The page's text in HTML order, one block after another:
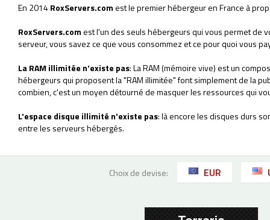
En 2014RoxServers.comest le premier hébergeur en France à
RoxServers.comest l'un des seuls hébergeurs qui vous permet de
serveur, vous savez ce que vous consommez et ce pour quoi vous
La RAM illimitée n'existe pas: La RAM (mémoire vive) est un
hébergeurs qui proposent la "RAM illimitée" font simplement de la
combien, c'est un moyen détourné de masquer les ressources qui
L'espace disque illimité n'existe pas: là encore les disques durs
entre les serveurs hébergés.
Choix de devise: EUR